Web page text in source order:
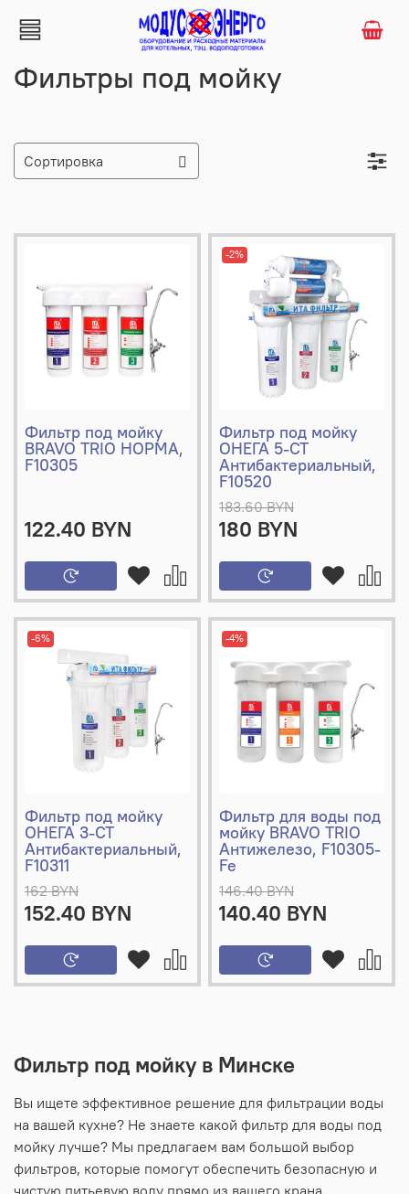
Фильтры под мойку
Фильтр под мойку
BRAVO TRIO НОРМА,
F10305
122.40 BYN
-2%
Фильтр под мойку
ОНЕГА 5-СТ
Антибактериальный,
F10520
183.60 BYN
180 BYN
-6%
Фильтр под мойку
ОНЕГА 3-СТ
Антибактериальный,
F10311
162 BYN
152.40 BYN
-4%
Фильтр для воды под
мойку BRAVO TRIO
Антижелезо, F10305-
Fe
146.40 BYN
140.40 BYN
Фильтр под мойку в Минске
Вы ищете эффективное решение для фильтрации воды
на вашей кухне? Не знаете какой фильтр для воды под
мойку лучше? Мы предлагаем вам большой выбор
фильтров, которые помогут обеспечить безопасную и